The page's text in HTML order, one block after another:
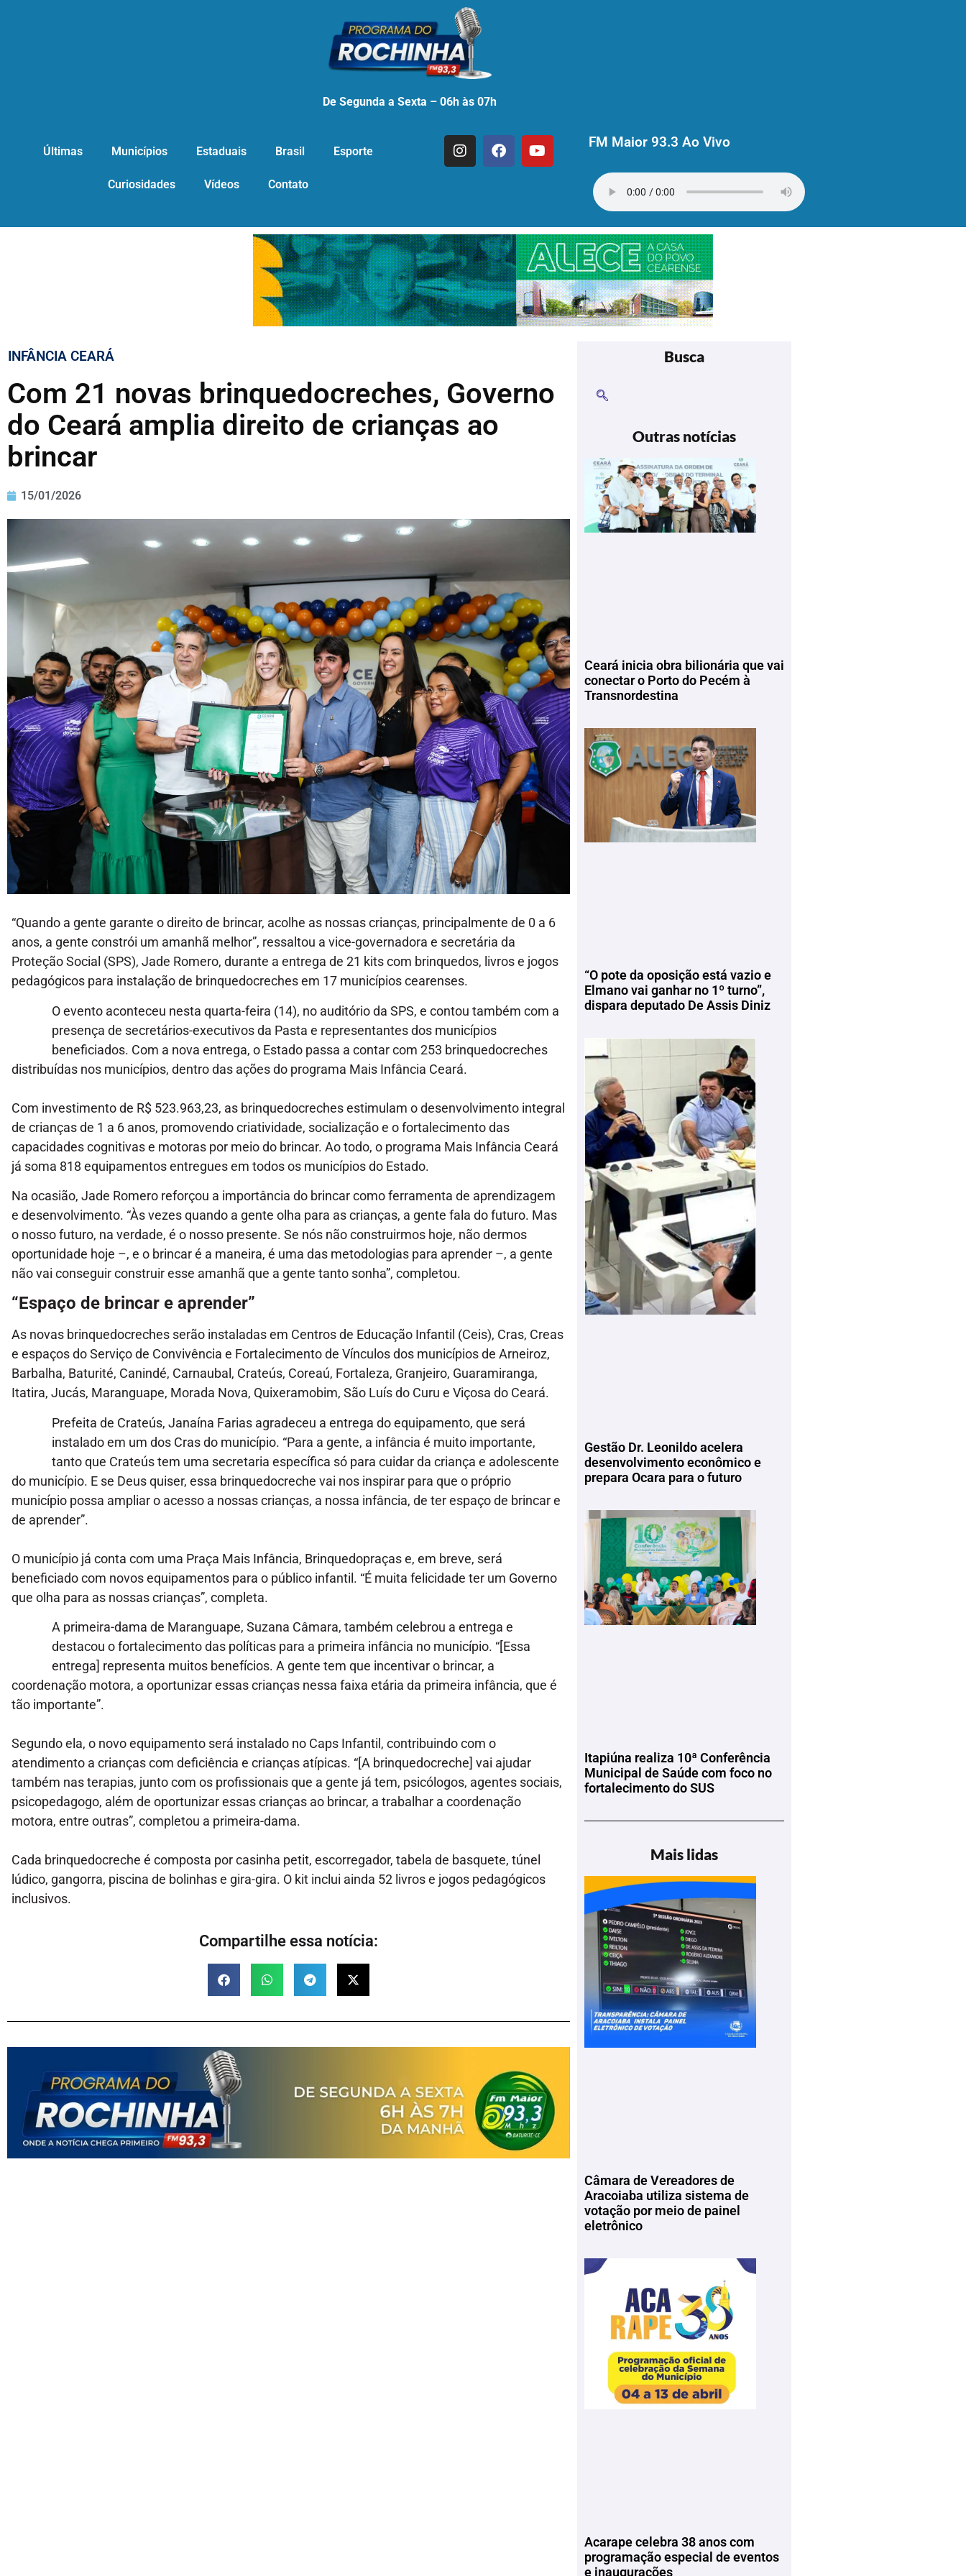
De Segunda a Sexta – 06h às 07h
Últimas Municípios Estaduais Brasil Esporte
Curiosidades Vídeos Contato
FM Maior 93.3 Ao Vivo
INFÂNCIA CEARÁ
Com 21 novas brinquedocreches, Governo
do Ceará amplia direito de crianças ao
brincar
15/01/2026
“Quando a gente garante o direito de brincar, acolhe as nossas crianças, principalmente de 0 a 6
anos, a gente constrói um amanhã melhor”, ressaltou a vice-governadora e secretária da
Proteção Social (SPS), Jade Romero, durante a entrega de 21 kits com brinquedos, livros e jogos
pedagógicos para instalação de brinquedocreches em 17 municípios cearenses.
O evento aconteceu nesta quarta-feira (14), no auditório da SPS, e contou também com a
presença de secretários-executivos da Pasta e representantes dos municípios
beneficiados. Com a nova entrega, o Estado passa a contar com 253 brinquedocreches
distribuídas nos municípios, dentro das ações do programa Mais Infância Ceará.
Com investimento de R$ 523.963,23, as brinquedocreches estimulam o desenvolvimento integral
de crianças de 1 a 6 anos, promovendo criatividade, socialização e o fortalecimento das
capacidades cognitivas e motoras por meio do brincar. Ao todo, o programa Mais Infância Ceará
já soma 818 equipamentos entregues em todos os municípios do Estado.
Na ocasião, Jade Romero reforçou a importância do brincar como ferramenta de aprendizagem
e desenvolvimento. “Às vezes quando a gente olha para as crianças, a gente fala do futuro. Mas
o nosso futuro, na verdade, é o nosso presente. Se nós não construirmos hoje, não dermos
oportunidade hoje –, e o brincar é a maneira, é uma das metodologias para aprender –, a gente
não vai conseguir construir esse amanhã que a gente tanto sonha”, completou.
“Espaço de brincar e aprender”
As novas brinquedocreches serão instaladas em Centros de Educação Infantil (Ceis), Cras, Creas
e espaços do Serviço de Convivência e Fortalecimento de Vínculos dos municípios de Arneiroz,
Barbalha, Baturité, Canindé, Carnaubal, Crateús, Coreaú, Fortaleza, Granjeiro, Guaramiranga,
Itatira, Jucás, Maranguape, Morada Nova, Quixeramobim, São Luís do Curu e Viçosa do Ceará.
Prefeita de Crateús, Janaína Farias agradeceu a entrega do equipamento, que será
instalado em um dos Cras do município. “Para a gente, a infância é muito importante,
tanto que Crateús tem uma secretaria específica só para cuidar da criança e adolescente
do município. E se Deus quiser, essa brinquedocreche vai nos inspirar para que o próprio
município possa ampliar o acesso a nossas crianças, a nossa infância, de ter espaço de brincar e
de aprender”.
O município já conta com uma Praça Mais Infância, Brinquedopraças e, em breve, será
beneficiado com novos equipamentos para o público infantil. “É muita felicidade ter um Governo
que olha para as nossas crianças”, completa.
A primeira-dama de Maranguape, Suzana Câmara, também celebrou a entrega e
destacou o fortalecimento das políticas para a primeira infância no município. “[Essa
entrega] representa muitos benefícios. A gente tem que incentivar o brincar, a
coordenação motora, a oportunizar essas crianças nessa faixa etária da primeira infância, que é
tão importante”.
Segundo ela, o novo equipamento será instalado no Caps Infantil, contribuindo com o
atendimento a crianças com deficiência e crianças atípicas. “[A brinquedocreche] vai ajudar
também nas terapias, junto com os profissionais que a gente já tem, psicólogos, agentes sociais,
psicopedagogo, além de oportunizar essas crianças ao brincar, a trabalhar a coordenação
motora, entre outras”, completou a primeira-dama.
Cada brinquedocreche é composta por casinha petit, escorregador, tabela de basquete, túnel
lúdico, gangorra, piscina de bolinhas e gira-gira. O kit inclui ainda 52 livros e jogos pedagógicos
inclusivos.
Compartilhe essa notícia:
Busca
Outras notícias
Ceará inicia obra bilionária que vai
conectar o Porto do Pecém à
Transnordestina
“O pote da oposição está vazio e
Elmano vai ganhar no 1º turno”,
dispara deputado De Assis Diniz
Gestão Dr. Leonildo acelera
desenvolvimento econômico e
prepara Ocara para o futuro
Itapiúna realiza 10ª Conferência
Municipal de Saúde com foco no
fortalecimento do SUS
Mais lidas
Câmara de Vereadores de
Aracoiaba utiliza sistema de
votação por meio de painel
eletrônico
Acarape celebra 38 anos com
programação especial de eventos
e inaugurações